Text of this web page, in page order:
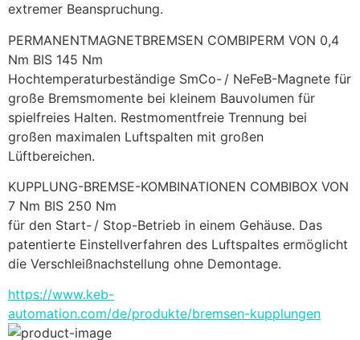
extremer Beanspruchung.
PERMANENTMAGNETBREMSEN COMBIPERM VON 0,4
Nm BIS 145 Nm
Hochtemperaturbeständige SmCo- / NeFeB-Magnete für
große Bremsmomente bei kleinem Bauvolumen für
spielfreies Halten. Restmomentfreie Trennung bei
großen maximalen Luftspalten mit großen
Lüftbereichen.
KUPPLUNG-BREMSE-KOMBINATIONEN COMBIBOX VON
7 Nm BIS 250 Nm
für den Start- / Stop-Betrieb in einem Gehäuse. Das
patentierte Einstellverfahren des Luftspaltes ermöglicht
die Verschleißnachstellung ohne Demontage.
https://www.keb-
automation.com/de/produkte/bremsen-kupplungen